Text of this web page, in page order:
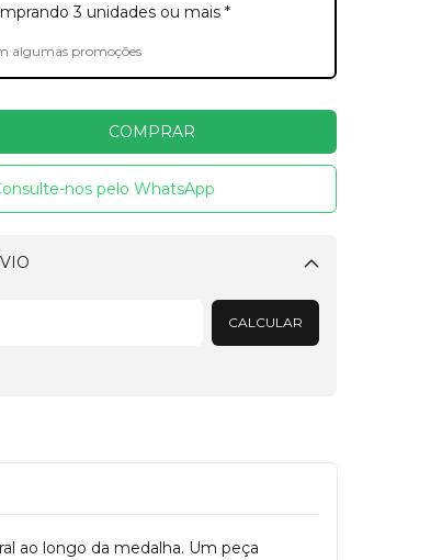
3 unidades ou mais *
algumas promoções
nos pelo WhatsApp
Alterar CEP
CALCULAR
ao longo da medalha. Um peça